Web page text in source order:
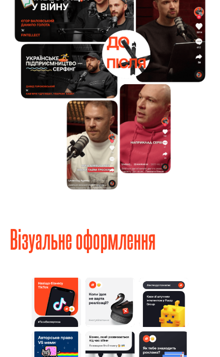
Візуальне оформлення